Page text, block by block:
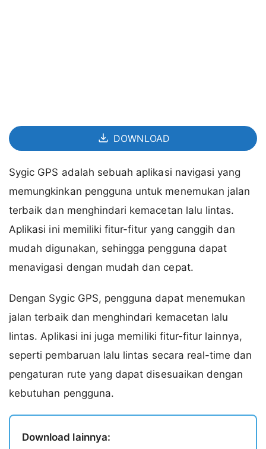
DOWNLOAD
Sygic GPS adalah sebuah aplikasi navigasi yang
memungkinkan pengguna untuk menemukan jalan
terbaik dan menghindari kemacetan lalu lintas.
Aplikasi ini memiliki fitur-fitur yang canggih dan
mudah digunakan, sehingga pengguna dapat
menavigasi dengan mudah dan cepat.
Dengan Sygic GPS, pengguna dapat menemukan
jalan terbaik dan menghindari kemacetan lalu
lintas. Aplikasi ini juga memiliki fitur-fitur lainnya,
seperti pembaruan lalu lintas secara real-time dan
pengaturan rute yang dapat disesuaikan dengan
kebutuhan pengguna.
Download lainnya: